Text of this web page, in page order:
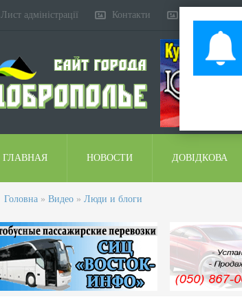
Лист адміністрації Контакти
ГЛАВНАЯ НОВОСТИ ДОВІДКОВА
Головна » Видео » Люди и блоги